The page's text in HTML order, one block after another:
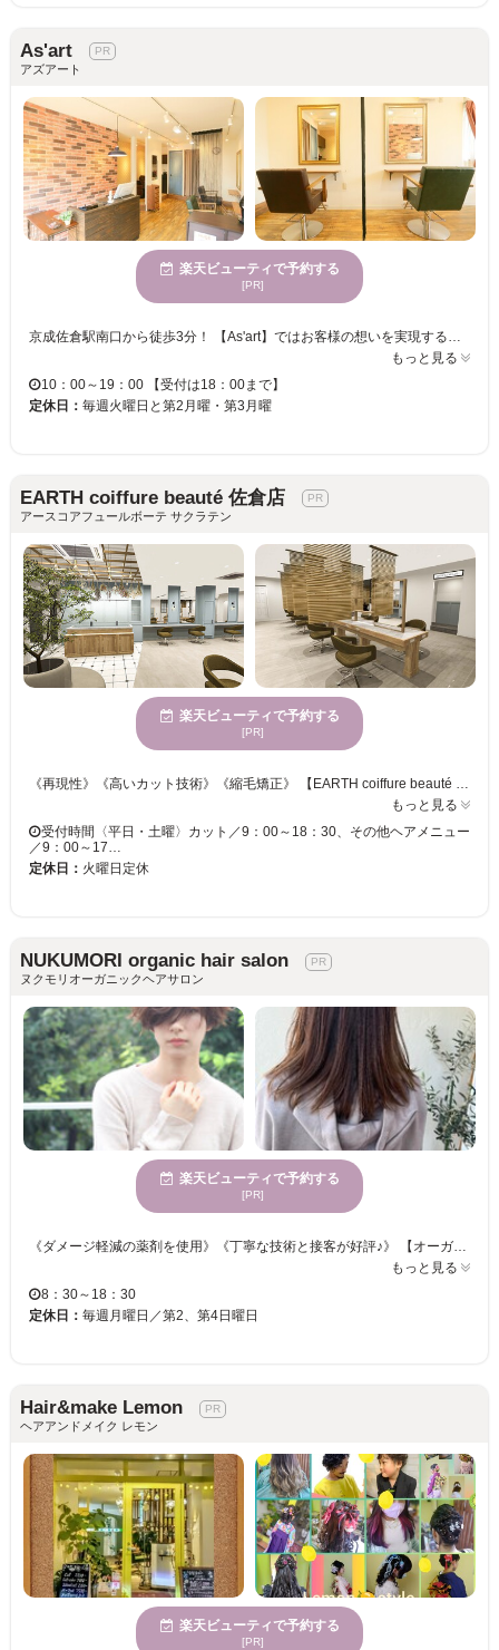
As'art
アズアート
楽天ビューティで予約する
[PR]
京成佐倉駅南口から徒歩3分！ 【As'art】ではお客様の想いを実現する為,1対1の施術にて対応。 お客様のヘアコンディションを見守り続けたい…お客様に恥じない美容師でいたい… そんな想いで施術致します。今の様々な悩みは勿論【何十年先の事】まで真剣に考え対応致します。 癒しの空間で納得がいくまでのカウンセリングと丁寧な技術であなたに似合うヘアスタイルを提供します♪ ぜひ日頃の疲れから解放されてリラックスしに来てください。 ご来店を心よりお待ちしております。
もっと見る
10：00～19：00 【受付は18：00まで】
定休日： 毎週火曜日と第2月曜・第3月曜
EARTH coiffure beauté 佐倉店
アースコアフュールボーテ サクラテン
楽天ビューティで予約する
[PR]
《再現性》《高いカット技術》《縮毛矯正》 【EARTH coiffure beauté 佐倉店】がトレンドデザインからアナタ好みのデザインまで叶えます♪ それぞれの「骨格×髪質」を捉えて、的確なカット技術をご提供。 人気の縮毛矯正で、まとまりやすい質感に髪質改善♪ なめらかで指通りの良いストレートを手に入れませんか？ 確かな技術でお客様に合ったメニューを考えます！ スタッフ一同、お客様のご来店を心よりお待ちしております。
もっと見る
受付時間〈平日・土曜〉カット／9：00～18：30、その他ヘアメニュー
／9：00～17…
定休日： 火曜日定休
NUKUMORI organic hair salon
ヌクモリオーガニックヘアサロン
楽天ビューティで予約する
[PR]
《ダメージ軽減の薬剤を使用》《丁寧な技術と接客が好評♪》 【オーガニックをベースにしたサロン☆頭皮＆美髪ケアで贅沢な癒しのサロンタイムをご提供☆彡】 天然木と植物で優しい雰囲気の店内♪手触り、質感にもこだわったヘアを美しく魅せるカラー♪♪ 髪と地肌のケアにこだわりヘッドスパやオーガニックカラーが充実の取り揃え◎ オシャレでHappyな毎日を送りませんか？一緒にお客様の魅力を引き出します！
もっと見る
8：30～18：30
定休日： 毎週月曜日／第2、第4日曜日
Hair&make Lemon
ヘアアンドメイク レモン
楽天ビューティで予約する
[PR]